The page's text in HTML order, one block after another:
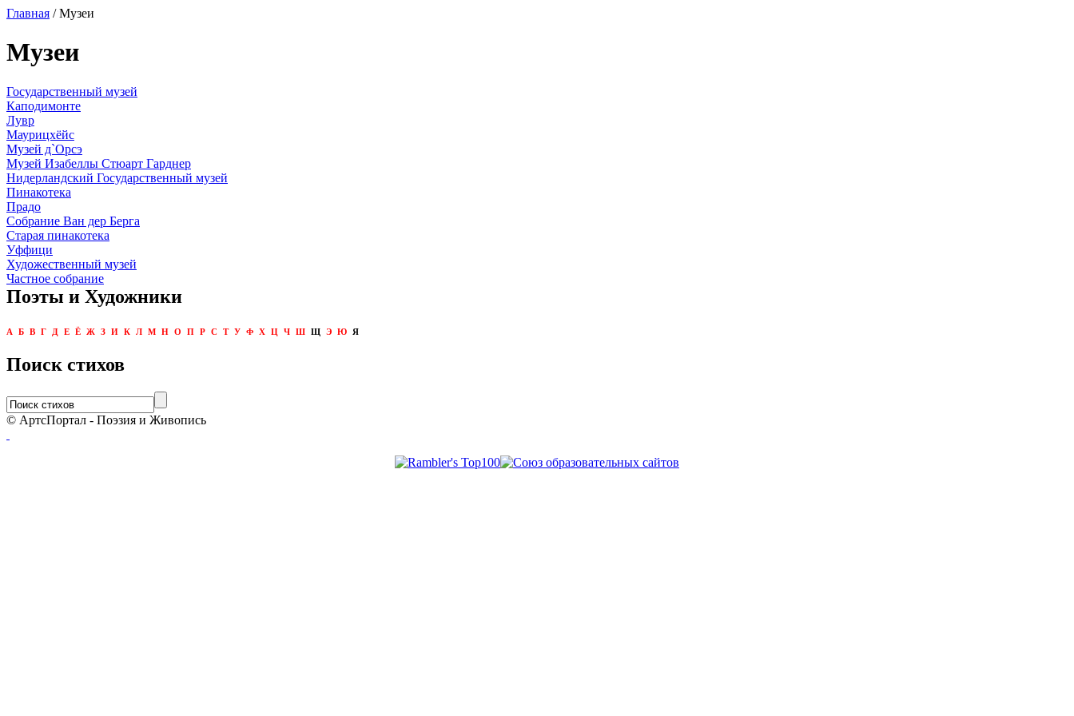
Главная / Музеи
Музеи
Государственный музей
Каподимонте
Лувр
Маурицхёйс
Музей д`Орсэ
Музей Изабеллы Стюарт Гарднер
Нидерландский Государственный музей
Пинакотека
Прадо
Собрание Ван дер Берга
Старая пинакотека
Уффици
Художественный музей
Частное собрание
Поэты и Художники
А Б В Г Д Е Ё Ж З И К Л М Н О П Р С Т У Ф Х Ц Ч Ш Щ Э Ю Я
Поиск стихов
© АртсПортал - Поэзия и Живопись